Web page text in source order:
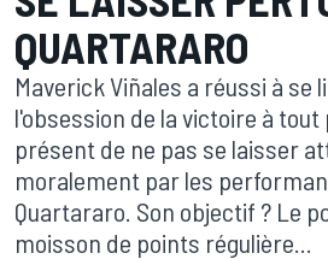
QUARTARARO
Maverick Viñales a réussi à se
l'obsession de la victoire à
présent de ne pas se laisser
moralement par les
Quartararo. Son objectif ? Le
moisson de points régulière...